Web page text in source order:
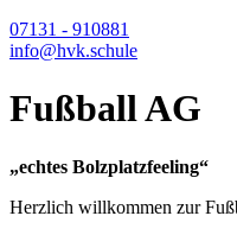
07131 - 910881
info@hvk.schule
Fußball AG
„echtes Bolzplatzfeeling“
Herzlich willkommen zur